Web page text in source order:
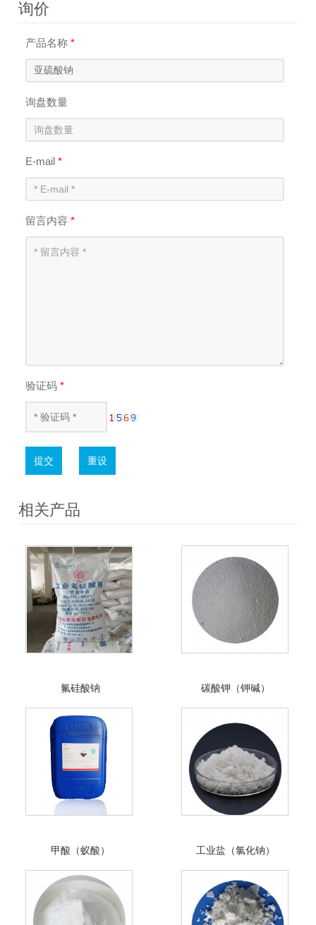
询价
产品名称*
询盘数量
E-mail*
留言内容*
验证码*
提交 重设
相关产品
氟硅酸钠 碳酸钾（钾碱）
甲酸（蚁酸） 工业盐（氯化钠）